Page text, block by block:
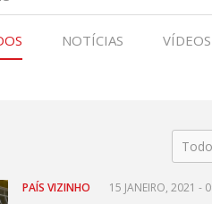
NOTÍCIAS VÍDEOS
PAÍS VIZINHO 15 JANEIRO, 2021 -